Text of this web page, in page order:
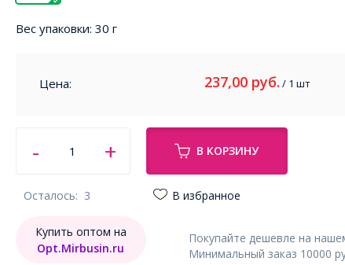
Вес упаковки: 30 г
Цена: 237,00 руб. / 1 шт
В КОРЗИНУ
Осталось: 3 В избранное
Покупайте дешевле на
Минимальный заказ 10000
Купить оптом на
Opt.Mirbusin.ru